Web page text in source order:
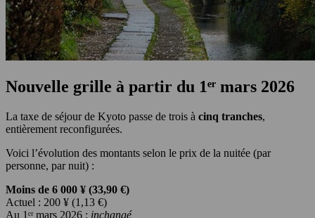
Nouvelle grille à partir du 1ᵉʳ mars 2026
La taxe de séjour de Kyoto passe de trois à cinq tranches,
entièrement reconfigurées.
Voici l’évolution des montants selon le prix de la nuitée (par
personne, par nuit) :
Moins de 6 000 ¥ (33,90 €)
Actuel : 200 ¥ (1,13 €)
Au 1ᵉʳ mars 2026 : inchangé